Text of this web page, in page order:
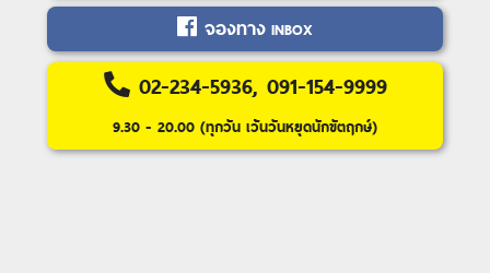
นักบวชจอร์เจียออร์โธด็อก (Bodbe
Monastery)ㆍโรงบ่มไวน์ Khareba Winery
(Khareba Winery)ㆍอนุสรณ์ทาง
ประวัติศาสตร์จอร์เจีย (Historical Georgian
Monuments)ㆍถนนชาร์ดีนี่ (Sharden
จองทาง INBOX
02-234-5936, 091-154-9999
9.30 - 20.00 (ทุกวัน เว้นวันหยุดนักขัตฤกษ์)